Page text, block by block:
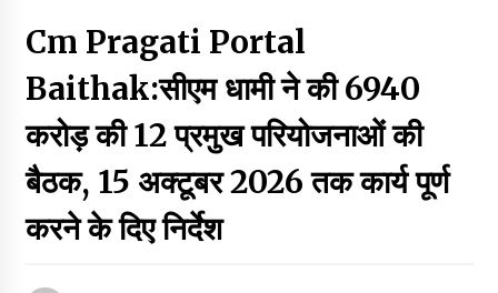
Thought Of The Day 7 September
September 7, 2023
Thought Of The Day 6 September
September 6, 2023
Thought Of The Day 18 May
Cm Pragati Portal
Baithak:सीएम धामी ने की 6940
करोड़ की 12 प्रमुख परियोजनाओं की
बैठक, 15 अक्टूबर 2026 तक कार्य पूर्ण
करने के दिए निर्देश